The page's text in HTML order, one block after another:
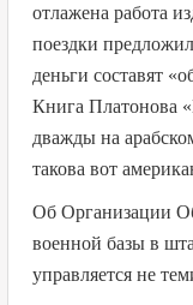
отлажена работа
поездки
деньги составят
Книга Платонова
дважды на
такова вот
Об Организации
военной базы в
управляется не